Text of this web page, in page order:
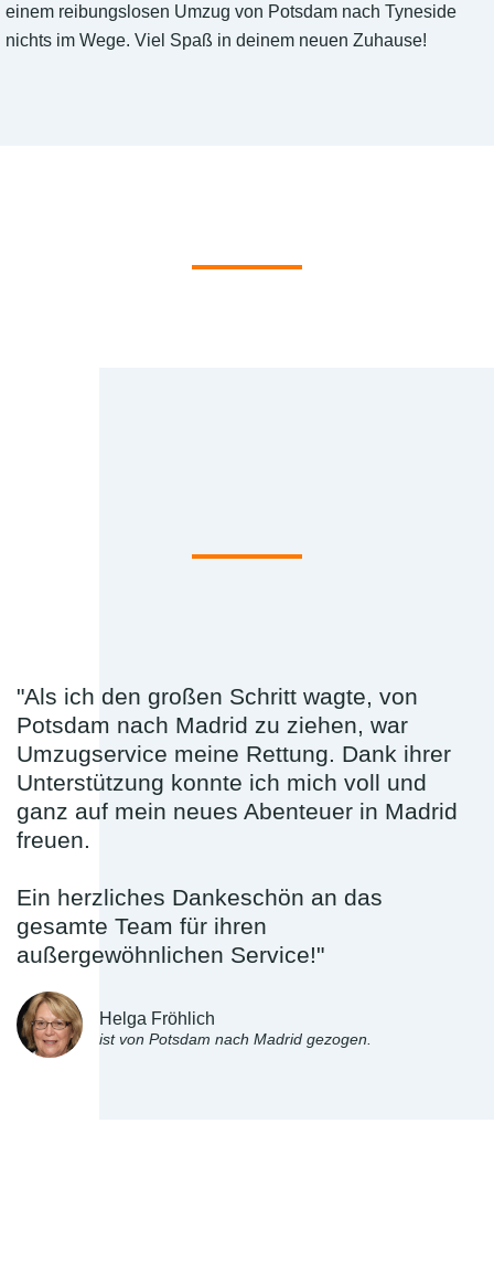
einem reibungslosen Umzug von Potsdam nach Tyneside
nichts im Wege. Viel Spaß in deinem neuen Zuhause!
"Als ich den großen Schritt wagte, von
Potsdam nach Madrid zu ziehen, war
Umzugservice meine Rettung. Dank ihrer
Unterstützung konnte ich mich voll und
ganz auf mein neues Abenteuer in Madrid
freuen.
Ein herzliches Dankeschön an das
gesamte Team für ihren
außergewöhnlichen Service!"
Helga Fröhlich
ist von Potsdam nach Madrid gezogen.